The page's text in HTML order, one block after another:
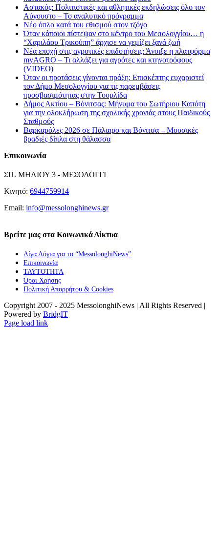
Αστακός: Πολιτιστικές και αθλητικές εκδηλώσεις όλο τον
Αύγουστο – Το αναλυτικό πρόγραμμα
Νέο όπλο κατά του εθισμού στον τζόγο
Όταν κάποιοι πίστεψαν στο κέντρο του Μεσολογγίου… η
“Χαριλάου Τρικούπη” άρχισε να γεμίζει ξανά ζωή
Νέα εποχή στις αγροτικές επιδοτήσεις: Άνοιξε η πλατφόρμα
myAGRO – Τι αλλάζει για αγρότες και κτηνοτρόφους
(VIDEO)
Όταν οι προτάσεις γίνονται πράξη: Επισκέπτης ευχαριστεί
τον Δήμο Μεσολογγίου για τις παρεμβάσεις
προσβασιμότητας στην Τουρλίδα
Δήμος Ακτίου – Βόνιτσας: Μήνυμα του Σωτήριου Καπότη
για την ολοκλήρωση της σχολικής χρονιάς στους Παιδικούς
Σταθμούς
Βαρκαρόλες 2026 σε Πάλαιρο και Βόνιτσα – Μουσικές
βραδιές δίπλα στη θάλασσα
Επικοινωνία
ΣΠ. ΜΗΛΙΟΥ 3 - ΜΕΣΟΛΟΓΓΙ
Κινητό: 6944759914
Email: info@messolonghinews.gr
Βρείτε μας στα Κοινωνικά Δίκτυα
Λίγα Λόγια για το “MessolonghiNews”
Επικοινωνία
ΤΑΥΤΟΤΗΤΑ
Όροι Χρήσης
Πολιτική Απορρήτου & Cookies
Copyright 2007 - 2025 MessolonghiNews | All Rights Reserved |
Powered by BridgIT
YouTube
Facebook
Instagram
Page load link